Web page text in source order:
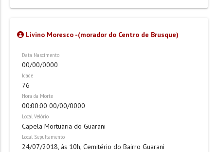
Livino Moresco -(morador do Centro de Brusque)
Data Nascimento
00/00/0000
Idade
76
Hora da Morte
00:00:00 00/00/0000
Local Velório
Capela Mortuária do Guarani
Local Sepultamento
24/07/2018, às 10h, Cemitério do Bairro Guarani